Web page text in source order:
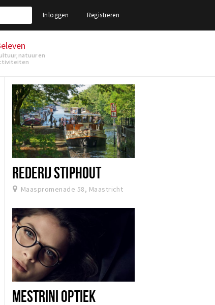
Inloggen Registreren
natuur en
REDERIJ STIPHOUT
Maaspromenade 58, Maastricht
MESTRINI OPTIEK